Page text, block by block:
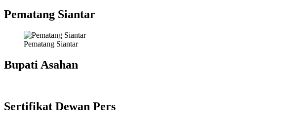
Pematang Siantar
Pematang Siantar
Bupati Asahan
Sertifikat Dewan Pers